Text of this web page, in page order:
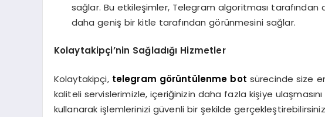
sağlar. Bu etkileşimler, Telegram algoritması tarafından
daha geniş bir kitle tarafından görünmesini sağlar.
Kolaytakipçi’nin Sağladığı Hizmetler
Kolaytakipçi, telegram görüntülenme bot sürecinde size
kaliteli servislerimizle, içeriğinizin daha fazla kişiye
kullanarak işlemlerinizi güvenli bir şekilde